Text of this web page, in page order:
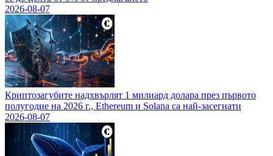
2026-08-07
Криптозагубите надхвърлят 1 милиард долара през първото
полугодие на 2026 г., Ethereum и Solana са най-засегнати
2026-08-07